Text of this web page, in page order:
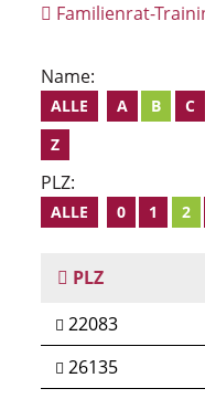
Familienrat-
Name:
ALLE A B C
Z
PLZ:
ALLE 0 1 2
PLZ
22083
26135